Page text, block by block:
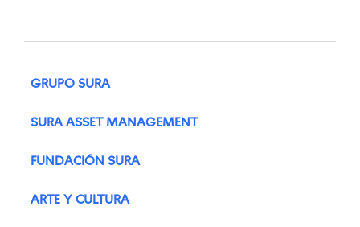
GRUPO SURA
SURA ASSET MANAGEMENT
FUNDACIÓN SURA
ARTE Y CULTURA